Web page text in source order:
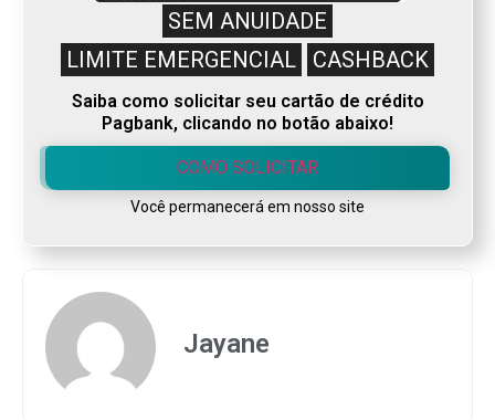
SEM ANUIDADE
LIMITE EMERGENCIAL
CASHBACK
Saiba como solicitar seu cartão de crédito
Pagbank, clicando no botão abaixo!
COMO SOLICITAR
Você permanecerá em nosso site
Jayane